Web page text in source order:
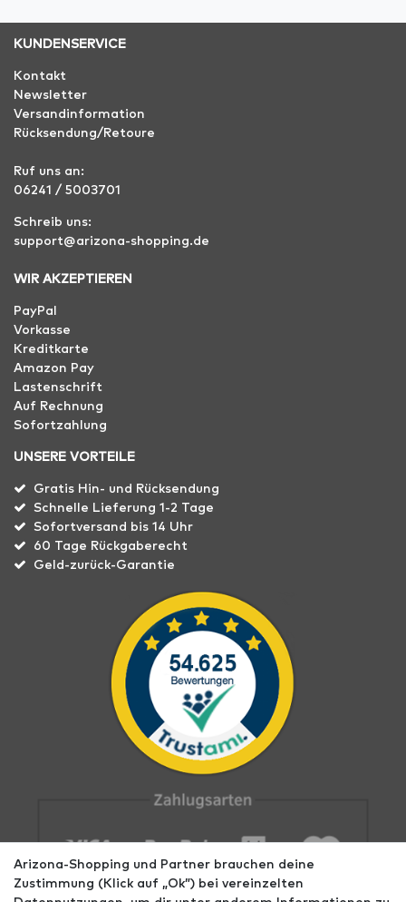
KUNDENSERVICE
Kontakt
Newsletter
Versandinformation
Rücksendung/Retoure
Ruf uns an:
06241 / 5003701
Schreib uns:
support@arizona-shopping.de
WIR AKZEPTIEREN
PayPal
Vorkasse
Kreditkarte
Amazon Pay
Lastenschrift
Auf Rechnung
Sofortzahlung
UNSERE VORTEILE
Gratis Hin- und Rücksendung
Schnelle Lieferung 1-2 Tage
Sofortversand bis 14 Uhr
60 Tage Rückgaberecht
Geld-zurück-Garantie
Arizona-Shopping und Partner brauchen deine
Zustimmung (Klick auf „Ok”) bei vereinzelten